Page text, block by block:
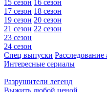
15 сезон 16 сезон
17 сезон 18 сезон
19 сезон 20 сезон
21 сезон 22 сезон
23 сезон
24 сезон
Спец выпуски Расследование
Интересные сериалы
Разрушители легенд
Выжить любой ценой